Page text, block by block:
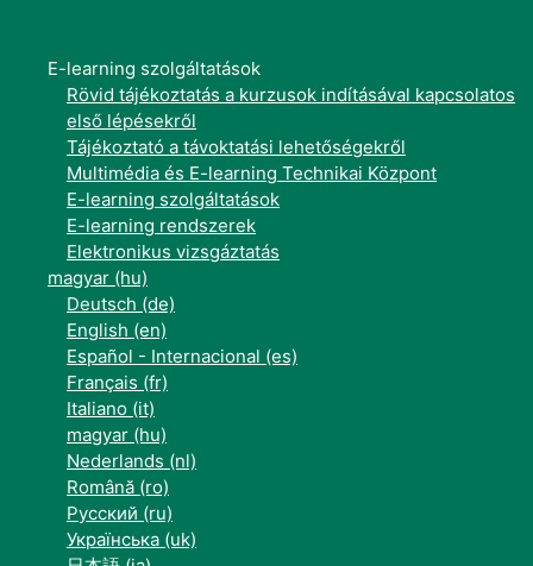
E-learning szolgáltatások
Rövid tájékoztatás a kurzusok indításával kapcsolatos
első lépésekről
Tájékoztató a távoktatási lehetőségekről
Multimédia és E-learning Technikai Központ
E-learning szolgáltatások
E-learning rendszerek
Elektronikus vizsgáztatás
magyar ‎(hu)‎
Deutsch ‎(de)‎
English ‎(en)‎
Español - Internacional ‎(es)‎
Français ‎(fr)‎
Italiano ‎(it)‎
magyar ‎(hu)‎
Nederlands ‎(nl)‎
Română ‎(ro)‎
Русский ‎(ru)‎
Українська ‎(uk)‎